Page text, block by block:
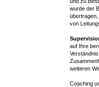
wurde der
von
auf Ihre
weiteren
Coaching